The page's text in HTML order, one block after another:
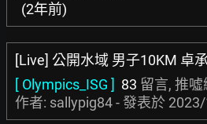
(2年前)
[Live] 公開水域 男子10KM 卓
[ Olympics_ISG ] 83 留言, 推噓
作者: sallypig84 - 發表於